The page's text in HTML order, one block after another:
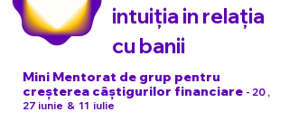
intuiția in relația
cu banii
Mini Mentorat de grup pentru
creșterea câștigurilor financiare - 20 ,
27 iunie & 11 iulie